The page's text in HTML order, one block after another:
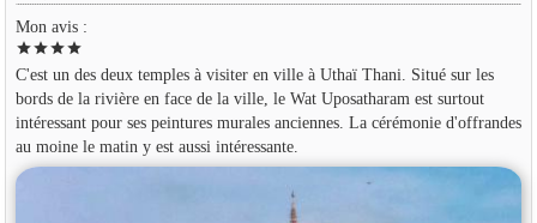
Mon avis :
starstarstarstar
C'est un des deux temples à visiter en ville à Uthaï Thani. Situé sur les
bords de la rivière en face de la ville, le Wat Uposatharam est surtout
intéressant pour ses peintures murales anciennes. La cérémonie d'offrandes
au moine le matin y est aussi intéressante.